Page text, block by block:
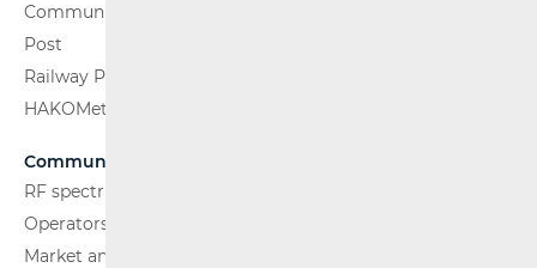
Communications Network
Post
Railway Passenger Transport
HAKOMetar
Communications Network
RF spectrum
Operators and Services
Market analysis